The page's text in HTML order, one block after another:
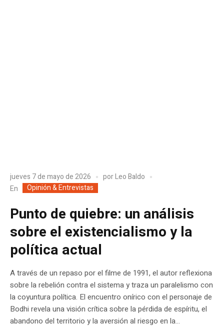
jueves 7 de mayo de 2026 porLeo Baldo
En
Opinión & Entrevistas
Punto de quiebre: un análisis
sobre el existencialismo y la
política actual
A través de un repaso por el filme de 1991, el autor reflexiona
sobre la rebelión contra el sistema y traza un paralelismo con
la coyuntura política. El encuentro onírico con el personaje de
Bodhi revela una visión crítica sobre la pérdida de espíritu, el
abandono del territorio y la aversión al riesgo en la...